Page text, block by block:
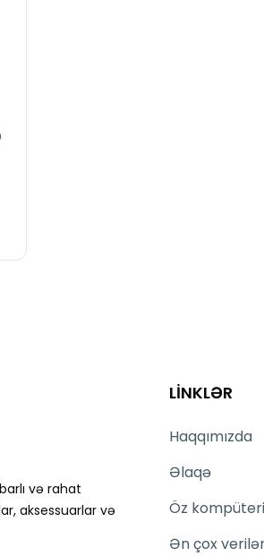
və rahat
aksessuarlar və
LİNKLƏR
Haqqımızda
Əlaqə
Öz
Ən çox